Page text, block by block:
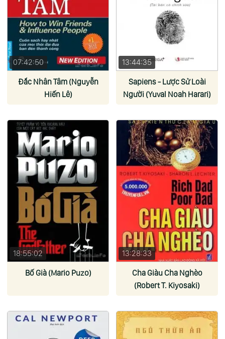
07:42:50
Đắc Nhân Tâm (Nguyễn
Hiến Lê)
13:44:35
Sapiens - Lược Sử Loài
Người (Yuval Noah Harari)
18:55:02
Bố Già (Mario Puzo)
13:28:33
Cha Giàu Cha Nghèo
(Robert T. Kiyosaki)